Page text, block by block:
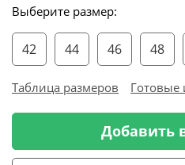
Выберите размер:
42 44 46 48
Таблица размеров Готовые
Добавить